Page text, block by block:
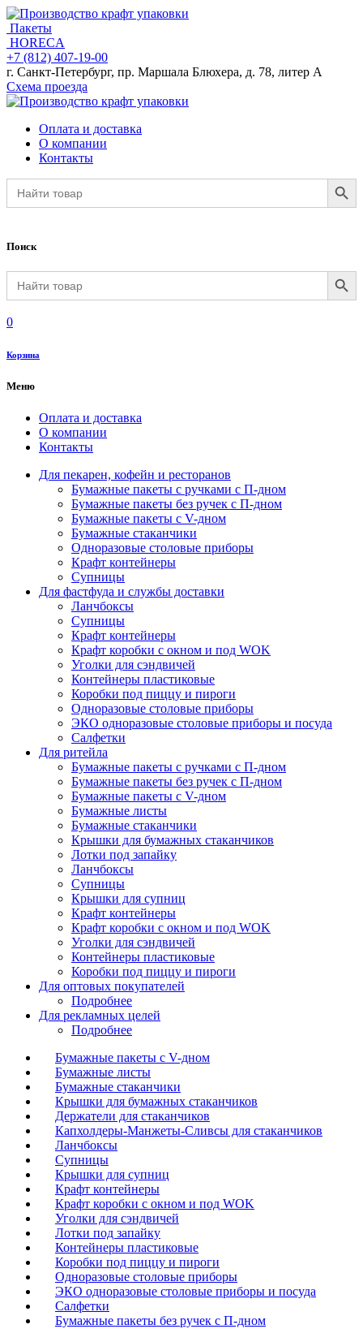
Пакеты
HORECA
+7 (812) 407-19-00
г. Санкт-Петербург, пр. Маршала Блюхера, д. 78, литер А
Схема проезда
Оплата и доставка
О компании
Контакты
Search
for:
Search Button
Поиск
Search
for:
Search Button
0
Корзина
Меню
Оплата и доставка
О компании
Контакты
Для пекарен, кофейн и ресторанов
Бумажные пакеты с ручками с П-дном
Бумажные пакеты без ручек с П-дном
Бумажные пакеты с V-дном
Бумажные стаканчики
Одноразовые столовые приборы
Крафт контейнеры
Супницы
Для фастфуда и службы доставки
Ланчбоксы
Супницы
Крафт контейнеры
Крафт коробки с окном и под WOK
Уголки для сэндвичей
Контейнеры пластиковые
Коробки под пиццу и пироги
Одноразовые столовые приборы
ЭКО одноразовые столовые приборы и посуда
Салфетки
Для ритейла
Бумажные пакеты с ручками с П-дном
Бумажные пакеты без ручек с П-дном
Бумажные пакеты с V-дном
Бумажные листы
Бумажные стаканчики
Крышки для бумажных стаканчиков
Лотки под запайку
Ланчбоксы
Супницы
Крышки для супниц
Крафт контейнеры
Крафт коробки с окном и под WOK
Уголки для сэндвичей
Контейнеры пластиковые
Коробки под пиццу и пироги
Для оптовых покупателей
Подробнее
Для рекламных целей
Подробнее
Бумажные пакеты с V-дном
Бумажные листы
Бумажные стаканчики
Крышки для бумажных стаканчиков
Держатели для стаканчиков
Капхолдеры-Манжеты-Сливсы для стаканчиков
Ланчбоксы
Супницы
Крышки для супниц
Крафт контейнеры
Крафт коробки с окном и под WOK
Уголки для сэндвичей
Лотки под запайку
Контейнеры пластиковые
Коробки под пиццу и пироги
Одноразовые столовые приборы
ЭКО одноразовые столовые приборы и посуда
Салфетки
Бумажные пакеты без ручек с П-дном